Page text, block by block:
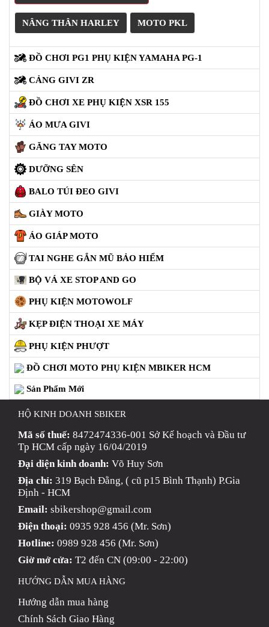
BLOG
PHƯỢT
LIÊN
HỆ
HƯỚNG
DẪN
MUA
HÀNG
NÂNG THÂN HARLEY MOTO PKL
ĐỒ CHƠI PG1 PHỤ KIỆN YAMAHA PG-1
CẢNG GIVI ZR
ĐỒ CHƠI XE PHỤ KIỆN XSR 155
ÁO MƯA GIVI
GĂNG TAY MOTO
DƯỠNG SÊN
BALO TÚI ĐEO GIVI
GIÀY MOTO
ÁO GIÁP MOTO
TAI NGHE GẮN MŨ BẢO HIỂM
BỘ VÁ XE STOP AND GO
PHỤ KIỆN MOTOWOLF
KẸP ĐIỆN THOẠI XE MÁY
PHỤ KIỆN PHƯỢT
ĐỒ CHƠI MOTO PHỤ KIỆN MBIKER HCM
Sản Phẩm Mới
HỘ KINH DOANH SBIKER
Mã số thuế: 8472474336-001 Sở Kế hoạch và Đầu tư
Tp HCM cấp ngày 16/04/2019
Đại diện kinh doanh: Võ Huy Sơn
Địa chỉ: 319 Bạch Đằng, ( cũ p15 Bình Thạnh) P.Gia
Định - HCM
Email: sbikershop@gmail.com
Điện thoại: 0935 928 456 (Mr. Sơn)
Hotline: 0989 928 456 (Mr. Sơn)
Giờ mở cửa: T2 đến CN (09:00 - 22:00)
HƯỚNG DẪN MUA HÀNG
Hướng dẫn mua hàng
Chính Sách Giao Hàng